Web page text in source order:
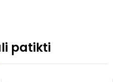
patikti